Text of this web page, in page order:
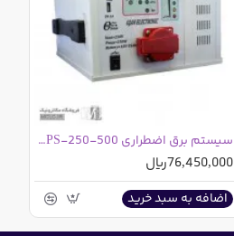
سیستم برق اضطراری EPS-250-500 اوژن الکترونیک
76,450,000ریال
اضافه به سبد خرید